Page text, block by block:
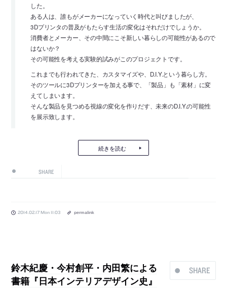
した。
ある人は、誰もがメーカーになっていく時代と叫びましたが、
3Dプリンタの普及がもたらす生活の変化はそれだけでしょうか。
消費者とメーカー、その中間にこそ新しい暮らしの可能性があるので
はないか？
その可能性を考える実験的試みがこのプロジェクトです。
これまでも行われてきた、カスタマイズや、D.I.Y.という暮らし方。
そのツールに3Dプリンターを加える事で、「製品」も「素材」に変
えてしまいます。
そんな製品を見つめる視線の変化を作りだす、未来のD.I.Y.の可能性
を展示致します。
続きを読む
SHARE
2014.02.17 Mon 11:03 permalink
SHARE
鈴木紀慶・今村創平・内田繁による
書籍『日本インテリアデザイン史』